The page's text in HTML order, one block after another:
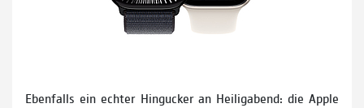
Ebenfalls ein echter Hingucker an Heiligabend: die Apple